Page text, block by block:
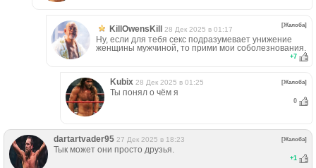
KillOwensKill 28 Дек 2025 в 01:17
[Жалоба]
Ну, если для тебя секс подразумевает унижение
женщины мужчиной, то прими мои соболезнования.
+7
Kubix 28 Дек 2025 в 01:25 [Жалоба]
Ты понял о чём я
0
dartartvader95 27 Дек 2025 в 18:23 [Жалоба]
Тык может они просто друзья.
+1